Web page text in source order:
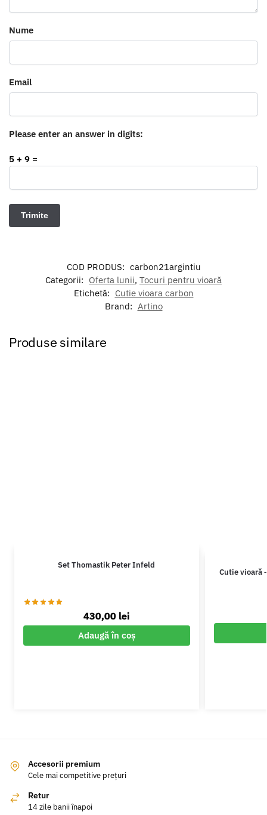
Nume
Email
Please enter an answer in digits:
5 + 9 =
COD PRODUS: carbon21argintiu
Categorii: Oferta lunii, Tocuri pentru vioară
Etichetă: Cutie vioara carbon
Brand: Artino
Produse similare
Set Thomastik Peter Infeld
430,00 lei
Adaugă în coș
Cutie vioară
Accesorii premium
Cele mai competitive prețuri
Retur
14 zile banii înapoi